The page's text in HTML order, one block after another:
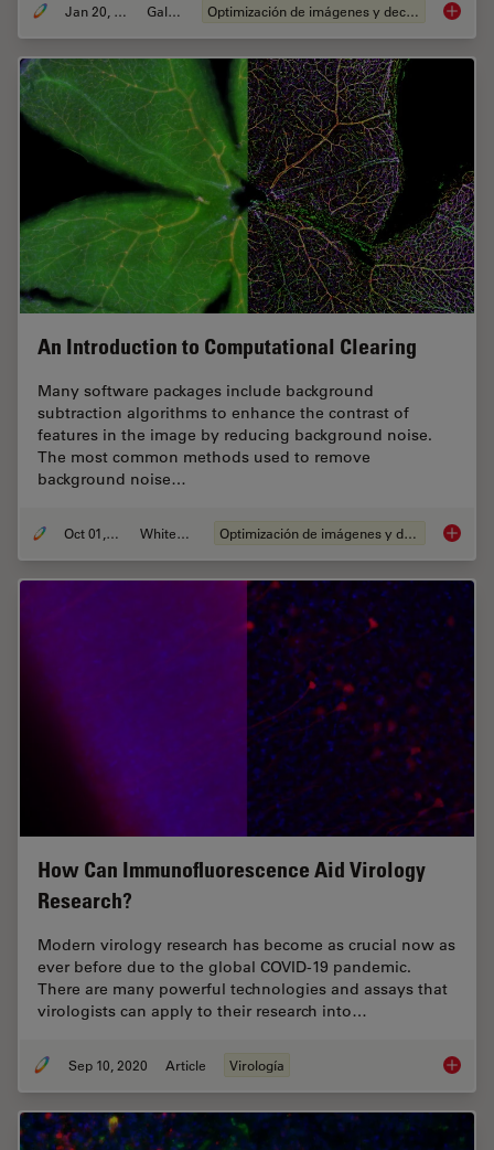
Jan 20, 2021 Gallery Optimización de imágenes y deconvolución Image
An Introduction to Computational Clearing
Many software packages include background
subtraction algorithms to enhance the contrast of
features in the image by reducing background noise.
The most common methods used to remove
background noise…
Oct 01, 2020 Whitepaper Optimización de imágenes y deconvolución An
How Can Immunofluorescence Aid Virology
Research?
Modern virology research has become as crucial now as
ever before due to the global COVID-19 pandemic.
There are many powerful technologies and assays that
virologists can apply to their research into…
Sep 10, 2020 Article Virología How